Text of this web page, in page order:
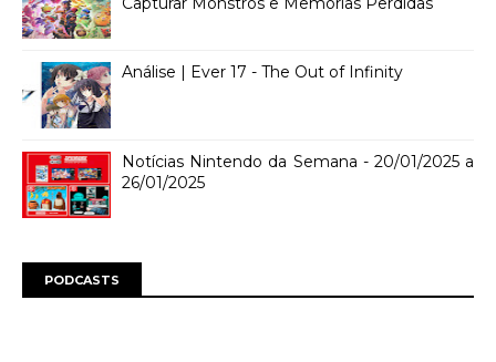
Análise | Ever 17 - The Out of Infinity
Notícias Nintendo da Semana - 20/01/2025 a
26/01/2025
PODCASTS